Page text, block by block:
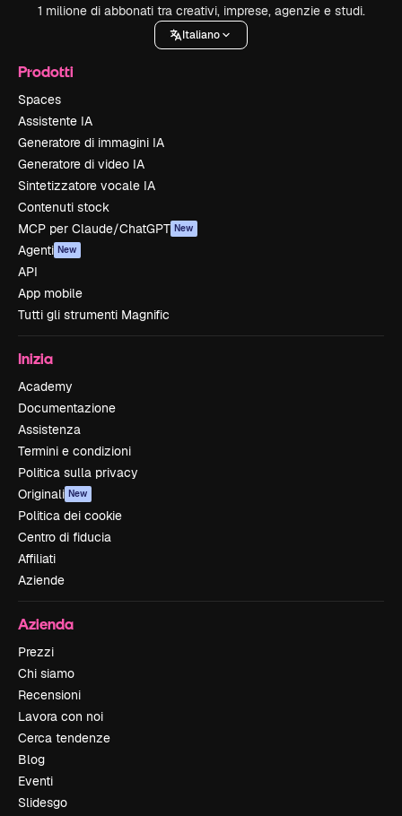
1 milione di abbonati tra creativi, imprese, agenzie e studi.
Italiano
Prodotti
Spaces
Assistente IA
Generatore di immagini IA
Generatore di video IA
Sintetizzatore vocale IA
Contenuti stock
MCP per Claude/ChatGPT New
Agenti New
API
App mobile
Tutti gli strumenti Magnific
Inizia
Academy
Documentazione
Assistenza
Termini e condizioni
Politica sulla privacy
Originali New
Politica dei cookie
Centro di fiducia
Affiliati
Aziende
Azienda
Prezzi
Chi siamo
Recensioni
Lavora con noi
Cerca tendenze
Blog
Eventi
Slidesgo